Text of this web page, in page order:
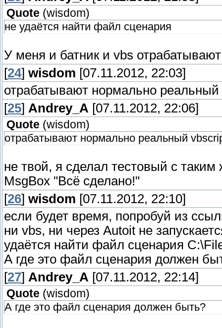
Quote (wisdom)
не удаётся найти файл сценария
У меня и батник и vbs
[24] wisdom [07.11.2012, 22:03]
отрабатывают нормально
[25] Andrey_A [07.11.2012, 22:06]
Quote (wisdom)
отрабатывают нормально реальный
не твой, я сделал тестовый с таким
MsgBox "Всё сделано!"
[26] wisdom [07.11.2012, 22:10]
если будет время, попробуй из
ни vbs, ни через Autoit не
удаётся найти файл сценария
А где это файл сценария должен
[27] Andrey_A [07.11.2012, 22:14]
Quote (wisdom)
А где это файл сценария должен быть?